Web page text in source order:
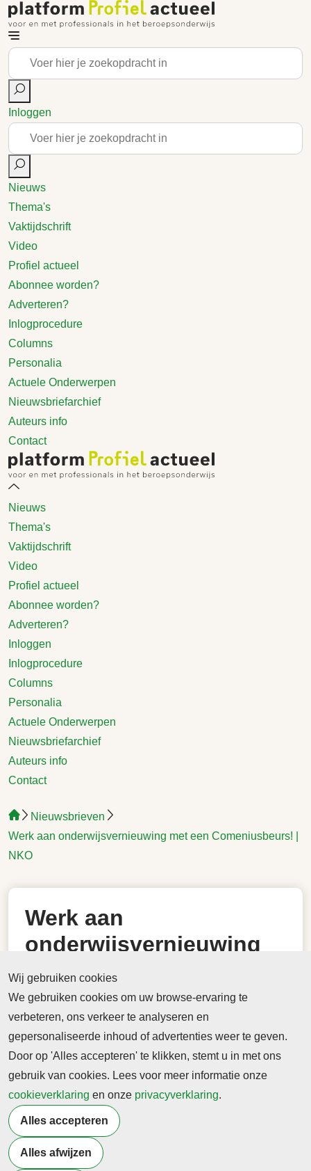
Inloggen
Nieuws
Thema's
Vaktijdschrift
Video
Profiel actueel
Abonnee worden?
Adverteren?
Inlogprocedure
Columns
Personalia
Actuele Onderwerpen
Nieuwsbriefarchief
Auteurs info
Contact
Nieuws
Thema's
Vaktijdschrift
Video
Profiel actueel
Abonnee worden?
Adverteren?
Inloggen
Inlogprocedure
Columns
Personalia
Actuele Onderwerpen
Nieuwsbriefarchief
Auteurs info
Contact
Nieuwsbrieven
Werk aan onderwijsvernieuwing met een Comeniusbeurs! |
NKO
Werk aan
onderwijsvernieuwing
met een
Comeniusbeurs! | NKO
Werk aan onderwijsvernieuwing met een
19 maart 2026
Werk aan onderwijsvernieuwing met een
Comeniusbeurs! | NKO
-> Lees hier de online versie
Wij gebruiken cookies
We gebruiken cookies om uw browse-ervaring te
verbeteren, ons verkeer te analyseren en
gepersonaliseerde inhoud of advertenties weer te geven.
Door op 'Alles accepteren' te klikken, stemt u in met ons
gebruik van cookies. Lees voor meer informatie onze
cookieverklaring en onze privacyverklaring.
Alles accepteren
Alles afwijzen